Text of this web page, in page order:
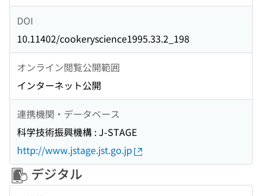
DOI
10.11402/cookeryscience1995.33.2_198
オンライン閲覧公開範囲
インターネット公開
連携機関・データベース
科学技術振興機構 : J-STAGE
http://www.jstage.jst.go.jp
デジタル